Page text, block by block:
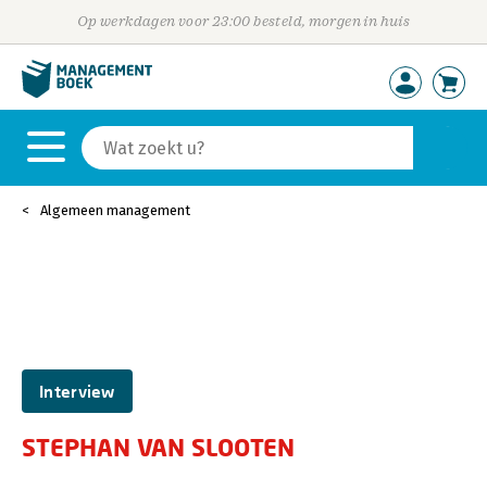
Op werkdagen voor 23:00 besteld, morgen in huis
Algemeen management
Interview
STEPHAN VAN SLOOTEN